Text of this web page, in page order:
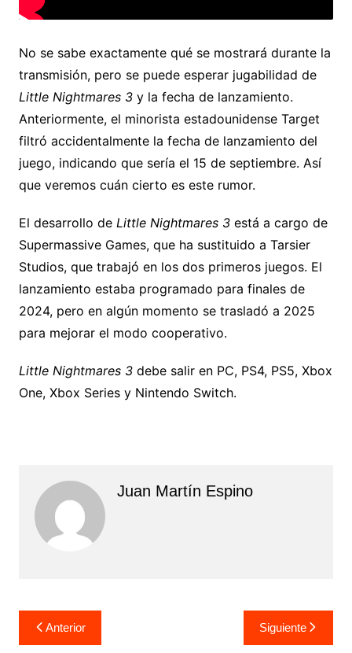
No se sabe exactamente qué se mostrará durante la
transmisión, pero se puede esperar jugabilidad de
Little Nightmares 3y la fecha de lanzamiento.
Anteriormente, el minorista estadounidense Target
filtró accidentalmente la fecha de lanzamiento del
juego, indicando que sería el 15 de septiembre. Así
que veremos cuán cierto es este rumor.
El desarrollo de Little Nightmares 3está a cargo de
Supermassive Games, que ha sustituido a Tarsier
Studios, que trabajó en los dos primeros juegos. El
lanzamiento estaba programado para finales de
2024, pero en algún momento se trasladó a 2025
para mejorar el modo cooperativo.
Little Nightmares 3debe salir en PC, PS4, PS5, Xbox
One, Xbox Series y Nintendo Switch.
Juan Martín Espino
Navegación
de
Anterior Siguiente